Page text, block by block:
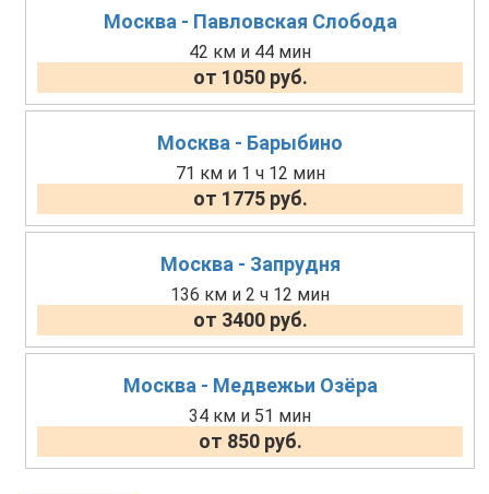
Москва - Павловская Слобода
42 км и 44 мин
от 1050 руб.
Москва - Барыбино
71 км и 1 ч 12 мин
от 1775 руб.
Москва - Запрудня
136 км и 2 ч 12 мин
от 3400 руб.
Москва - Медвежьи Озёра
34 км и 51 мин
от 850 руб.